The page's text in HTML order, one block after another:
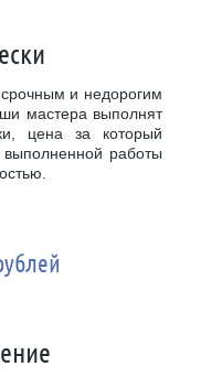
и недорогим
мастера выполнят
цена за который
выполненной работы